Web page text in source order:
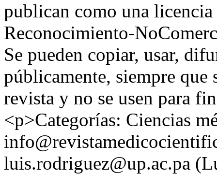
publican como una
Reconocimiento-
Se pueden copiar, usar,
públicamente, siempre
revista y no se usen para
<p>Categorías: Ciencias
luis.rodriguez@up.ac.pa